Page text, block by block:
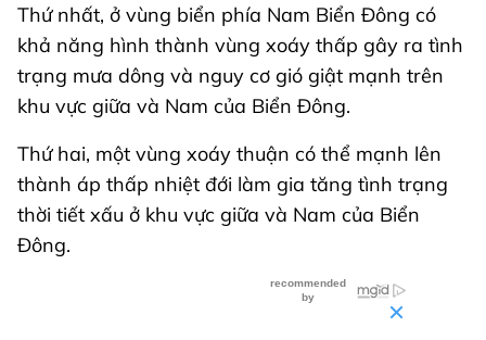
Thứ nhất, ở vùng biển phía Nam Biển Đông có
khả năng hình thành vùng xoáy thấp gây ra tình
trạng mưa dông và nguy cơ gió giật mạnh trên
khu vực giữa và Nam của Biển Đông.
Thứ hai, một vùng xoáy thuận có thể mạnh lên
thành áp thấp nhiệt đới làm gia tăng tình trạng
thời tiết xấu ở khu vực giữa và Nam của Biển
Đông.